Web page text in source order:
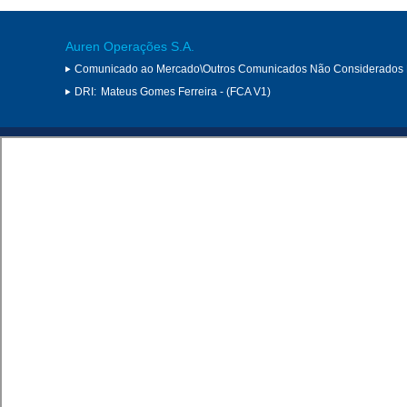
Auren Operações S.A.
Comunicado ao Mercado\Outros Comunicados Não Considerados
DRI: Mateus Gomes Ferreira - (FCA V1)